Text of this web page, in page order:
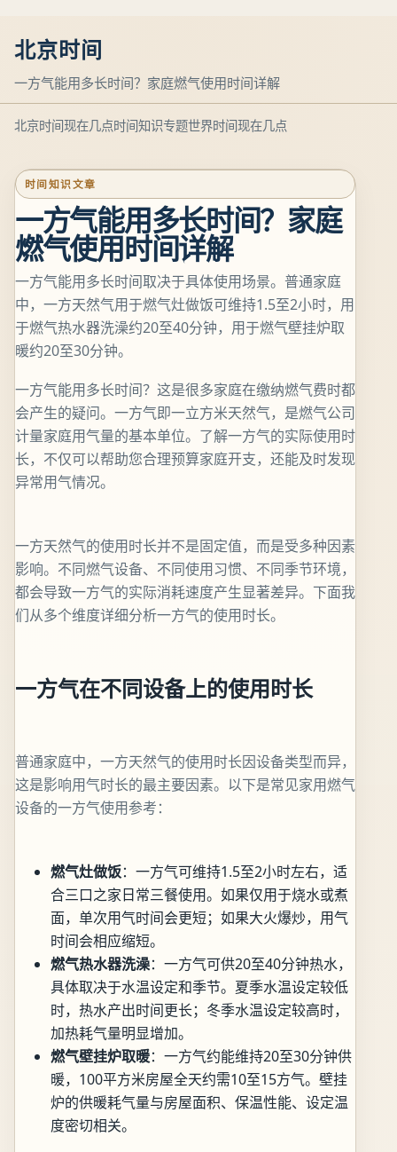
北京时间
一方气能用多长时间？家庭燃气使用时间详解
北京时间现在几点时间知识专题世界时间现在几点
时间知识文章
一方气能用多长时间？家庭
燃气使用时间详解
一方气能用多长时间取决于具体使用场景。普通家庭
中，一方天然气用于燃气灶做饭可维持1.5至2小时，用
于燃气热水器洗澡约20至40分钟，用于燃气壁挂炉取
暖约20至30分钟。
一方气能用多长时间？这是很多家庭在缴纳燃气费时都
会产生的疑问。一方气即一立方米天然气，是燃气公司
计量家庭用气量的基本单位。了解一方气的实际使用时
长，不仅可以帮助您合理预算家庭开支，还能及时发现
异常用气情况。
一方天然气的使用时长并不是固定值，而是受多种因素
影响。不同燃气设备、不同使用习惯、不同季节环境，
都会导致一方气的实际消耗速度产生显著差异。下面我
们从多个维度详细分析一方气的使用时长。
一方气在不同设备上的使用时长
普通家庭中，一方天然气的使用时长因设备类型而异，
这是影响用气时长的最主要因素。以下是常见家用燃气
设备的一方气使用参考：
燃气灶做饭：一方气可维持1.5至2小时左右，适
合三口之家日常三餐使用。如果仅用于烧水或煮
面，单次用气时间会更短；如果大火爆炒，用气
时间会相应缩短。
燃气热水器洗澡：一方气可供20至40分钟热水，
具体取决于水温设定和季节。夏季水温设定较低
时，热水产出时间更长；冬季水温设定较高时，
加热耗气量明显增加。
燃气壁挂炉取暖：一方气约能维持20至30分钟供
暖，100平方米房屋全天约需10至15方气。壁挂
炉的供暖耗气量与房屋面积、保温性能、设定温
度密切相关。